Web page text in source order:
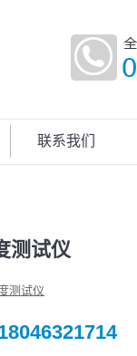
联系我们
测试仪
测试仪